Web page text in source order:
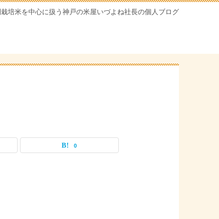
培米を中心に扱う神戸の米屋いづよね社長の個人ブログ
0